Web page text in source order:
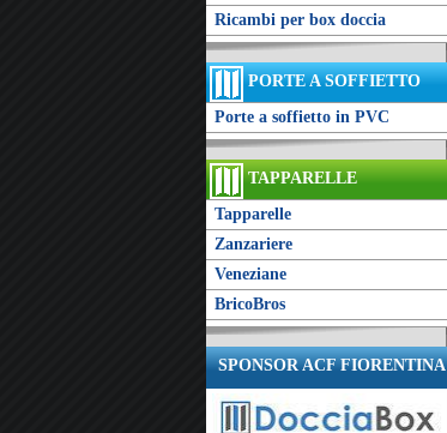
Ricambi per box doccia
PORTE A SOFFIETTO
Porte a soffietto in PVC
TAPPARELLE
Tapparelle
Zanzariere
Veneziane
BricoBros
SPONSOR ACF FIORENTINA